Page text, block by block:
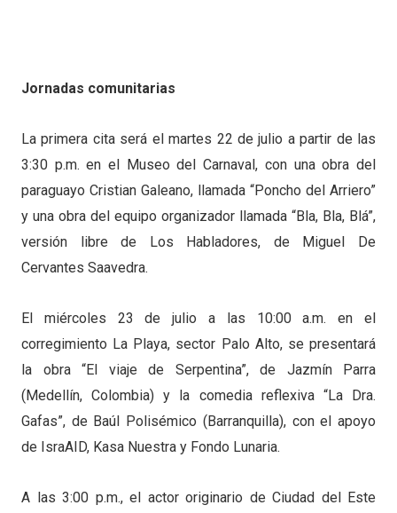
Jornadas comunitarias
La primera cita será el martes 22 de julio a partir de las
3:30 p.m. en el Museo del Carnaval, con una obra del
paraguayo Cristian Galeano, llamada “Poncho del Arriero”
y una obra del equipo organizador llamada “Bla, Bla, Blá”,
versión libre de Los Habladores, de Miguel De
Cervantes Saavedra.
El miércoles 23 de julio a las 10:00 a.m. en el
corregimiento La Playa, sector Palo Alto, se presentará
la obra “El viaje de Serpentina”, de Jazmín Parra
(Medellín, Colombia) y la comedia reflexiva “La Dra.
Gafas”, de Baúl Polisémico (Barranquilla), con el apoyo
de IsraAID, Kasa Nuestra y Fondo Lunaria.
A las 3:00 p.m., el actor originario de Ciudad del Este